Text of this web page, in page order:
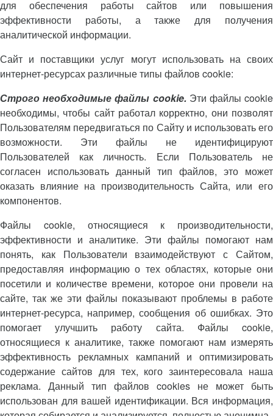
для обеспечения работы сайтов или повышения
эффективности работы, а также для получения
аналитической информации.
Сайт и поставщики услуг могут использовать на своих
интернет-ресурсах различные типы файлов cookie:
Строго необходимые файлы cookie. Эти файлы cookie
необходимы, чтобы сайт работал корректно, они позволят
Пользователям передвигаться по Сайту и использовать его
возможности. Эти файлы не идентифицируют
Пользователей как личность. Если Пользователь не
согласен использовать данный тип файлов, это может
оказать влияние на производительность Сайта, или его
компонентов.
Файлы cookie, относящиеся к производительности,
эффективности и аналитике. Эти файлы помогают нам
понять, как Пользователи взаимодействуют с Сайтом,
предоставляя информацию о тех областях, которые они
посетили и количестве времени, которое они провели на
сайте, так же эти файлы показывают проблемы в работе
интернет-ресурса, например, сообщения об ошибках. Это
помогает улучшить работу сайта. Файлы cookie,
относящиеся к аналитике, также помогают нам измерять
эффективность рекламных кампаний и оптимизировать
содержание сайтов для тех, кого заинтересовала наша
реклама. Данный тип файлов cookies не может быть
использован для вашей идентификации. Вся информация,